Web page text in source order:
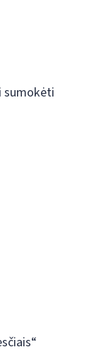
sumokėti